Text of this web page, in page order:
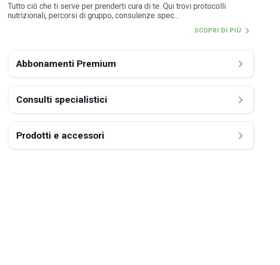
Tutto ciò che ti serve per prenderti cura di te. Qui trovi protocolli
nutrizionali, percorsi di gruppo, consulenze spec...
SCOPRI DI PIÙ
Abbonamenti Premium
Consulti specialistici
Prodotti e accessori